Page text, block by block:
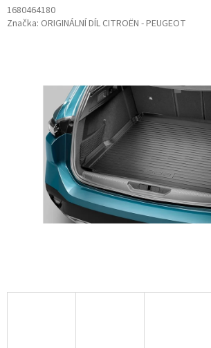
1680464180
Značka: ORIGINÁLNÍ DÍL CITROËN - PEUGEOT